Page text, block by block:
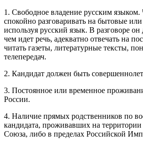
1. Свободное владение русским языком.
спокойно разговаривать на бытовые
используя русский язык. В разговоре
чем идет речь, адекватно отвечать на
читать газеты, литературные тексты,
телепередач.
2. Кандидат должен быть
3. Постоянное или временное
России.
4. Наличие прямых родственников по
кандидата, проживавших на
Союза, либо в пределах Российской